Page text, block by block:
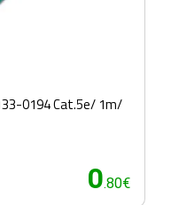
0194 Cat.5e/ 1m/
0.80€